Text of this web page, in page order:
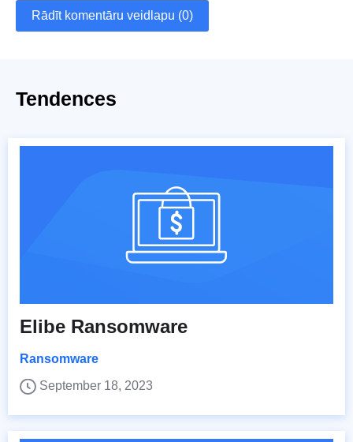
Rādīt komentāru veidlapu (0)
Tendences
Elibe Ransomware
Ransomware
September 18, 2023